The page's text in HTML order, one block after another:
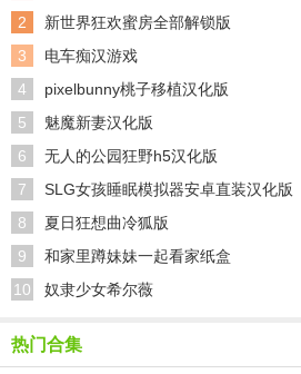
2 新世界狂欢蜜房全部解锁版
3 电车痴汉游戏
4 pixelbunny桃子移植汉化版
5 魅魔新妻汉化版
6 无人的公园狂野h5汉化版
7 SLG女孩睡眠模拟器安卓直装汉化版
8 夏日狂想曲冷狐版
9 和家里蹲妹妹一起看家纸盒
10 奴隶少女希尔薇
热门合集